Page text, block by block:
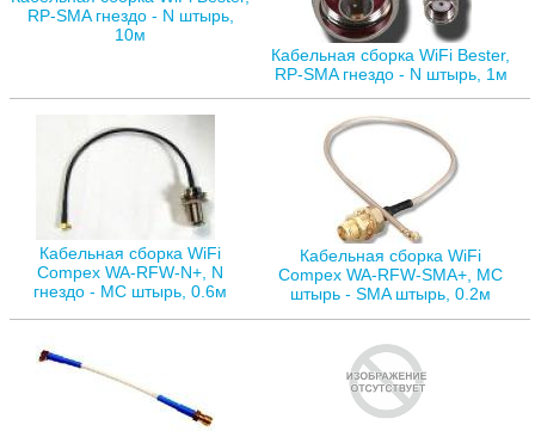
RP-SMA гнездо - N штырь,
10м
Кабельная сборка WiFi Bester,
RP-SMA гнездо - N штырь, 1м
Кабельная сборка WiFi
Compex WA-RFW-N+, N
гнездо - MC штырь, 0.6м
Кабельная сборка WiFi
Compex WA-RFW-SMA+, MC
штырь - SMA штырь, 0.2м